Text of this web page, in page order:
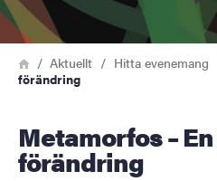
Länkstig
HemAktuellt Hitta evenemang
förändring
Metamorfos – En stad i
förändring